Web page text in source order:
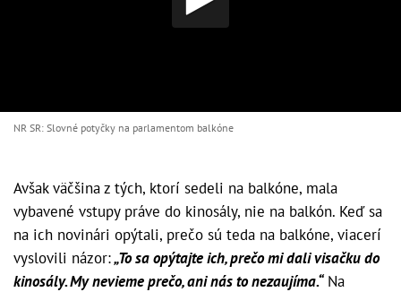
NR SR: Slovné potyčky na parlamentom balkóne
Avšak väčšina z tých, ktorí sedeli na balkóne, mala
vybavené vstupy práve do kinosály, nie na balkón. Keď sa
na ich novinári opýtali, prečo sú teda na balkóne, viacerí
vyslovili názor:„To sa opýtajte ich, prečo mi dali visačku do
kinosály. My nevieme prečo, ani nás to nezaujíma.“Na